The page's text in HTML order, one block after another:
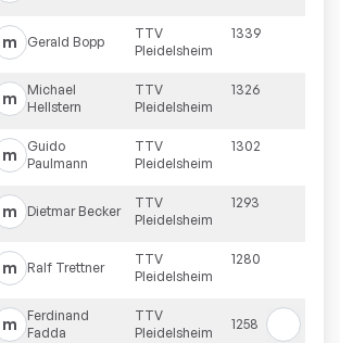
m Gerald Bopp
TTV
Pleidelsheim
1339
m
Michael
Hellstern
TTV
Pleidelsheim
1326
m
Guido
Paulmann
TTV
Pleidelsheim
1302
m Dietmar Becker
TTV
Pleidelsheim
1293
m Ralf Trettner
TTV
Pleidelsheim
1280
m
Ferdinand
Fadda
TTV
Pleidelsheim
1258